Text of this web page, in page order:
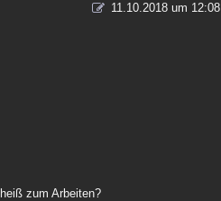
11.10.2018 um 12:08
zum Arbeiten?